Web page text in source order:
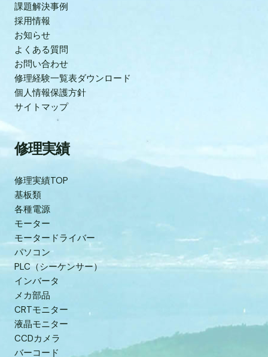
課題解決事例
採用情報
お知らせ
よくある質問
お問い合わせ
修理経験一覧表ダウンロード
個人情報保護方針
サイトマップ
修理実績
修理実績TOP
基板類
各種電源
モーター
モータードライバー
パソコン
PLC（シーケンサー）
インバータ
メカ部品
CRTモニター
液晶モニター
CCDカメラ
バーコード